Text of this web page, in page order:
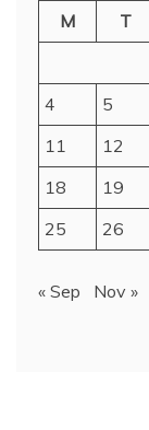
M
T
4
5
11
12
18
19
25
26
« Sep Nov »